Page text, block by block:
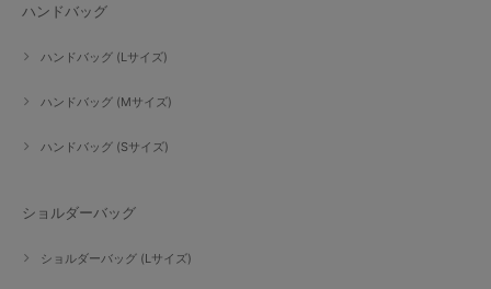
ハンドバッグ
ハンドバッグ (Lサイズ)
ハンドバッグ (Mサイズ)
ハンドバッグ (Sサイズ)
ショルダーバッグ
ショルダーバッグ (Lサイズ)